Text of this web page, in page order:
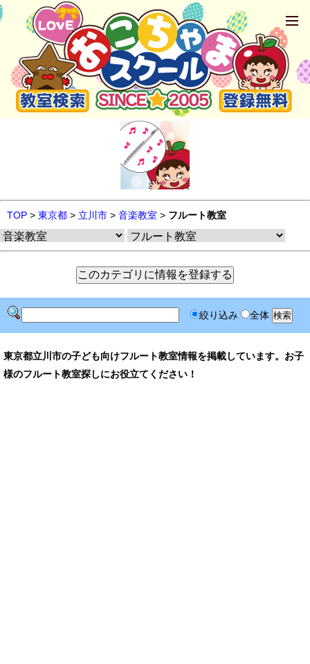
TOP > 東京都 > 立川市 > 音楽教室 > フルート教室
絞り込み 全体
東京都立川市の子ども向けフルート教室情報を掲載しています。お子
様のフルート教室探しにお役立てください！